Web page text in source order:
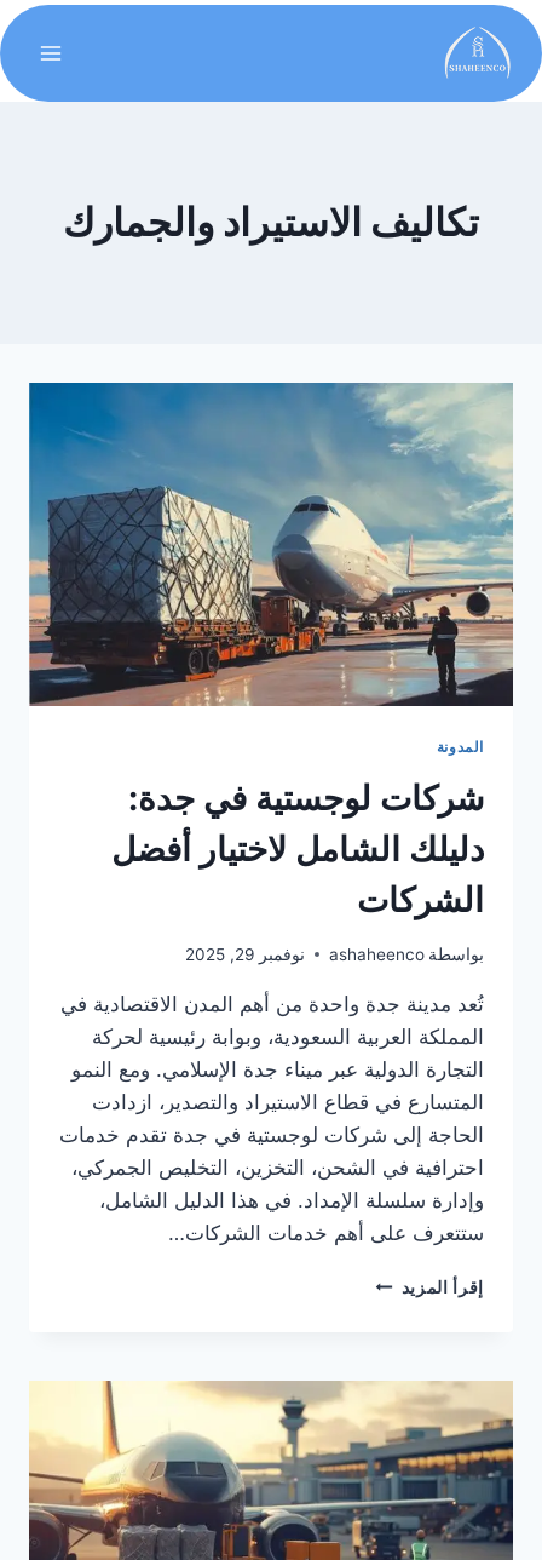
تكاليف الاستيراد والجمارك
المدونة
شركات لوجستية في جدة:
دليلك الشامل لاختيار أفضل
الشركات
بواسطة ashaheenco نوفمبر 29, 2025
تُعد مدينة جدة واحدة من أهم المدن الاقتصادية في
المملكة العربية السعودية، وبوابة رئيسية لحركة
التجارة الدولية عبر ميناء جدة الإسلامي. ومع النمو
المتسارع في قطاع الاستيراد والتصدير، ازدادت
الحاجة إلى شركات لوجستية في جدة تقدم خدمات
احترافية في الشحن، التخزين، التخليص الجمركي،
وإدارة سلسلة الإمداد. في هذا الدليل الشامل،
ستتعرف على أهم خدمات الشركات…
إقرأ المزيد